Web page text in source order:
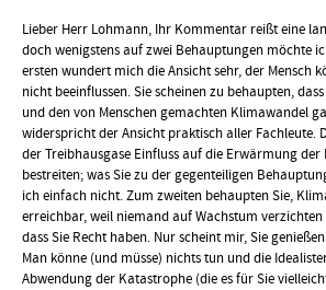
Lieber Herr Lohmann, Ihr Kommentar reißt eine
doch wenigstens auf zwei Behauptungen möchte
ersten wundert mich die Ansicht sehr, der Mensch
nicht beeinflussen. Sie scheinen zu behaupten,
und den von Menschen gemachten Klimawandel
widerspricht der Ansicht praktisch aller Fachleute.
der Treibhausgase Einfluss auf die Erwärmung der
bestreiten; was Sie zu der gegenteiligen
ich einfach nicht. Zum zweiten behaupten Sie,
erreichbar, weil niemand auf Wachstum
dass Sie Recht haben. Nur scheint mir, Sie
Man könne (und müsse) nichts tun und die
Abwendung der Katastrophe (die es für Sie